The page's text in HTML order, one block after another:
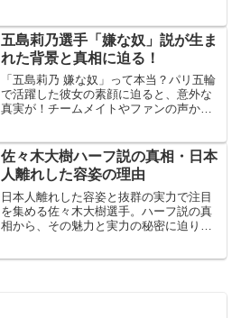
箱根駅伝界に激震を走らせた吉田響選手
の東海大から創価大への転...
五島莉乃選手「嫌な奴」説が生ま
れた背景と真相に迫る！
「五島莉乃 嫌な奴」って本当？パリ五輪
で活躍した彼女の素顔に迫ると、意外な
真実が！チームメイトやファンの声から
莉乃選手に関する「嫌な奴」説は根拠の
ない噂であり、実際に...
佐々木大樹ハーフ説の真相・日本
人離れした容姿の理由
日本人離れした容姿と抜群の実力で注目
を集める佐々木大樹選手。ハーフ説の真
相から、その魅力と実力の秘密に迫りま